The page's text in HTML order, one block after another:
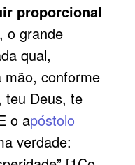
proporcional
, o grande
qual,
conforme
teu Deus, te
o apóstolo
verdade: